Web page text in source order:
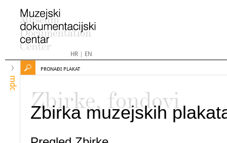
HR| EN
mdc
PRONAĐI PLAKAT
Zbirke, fondovi
Zbirka muzejskih